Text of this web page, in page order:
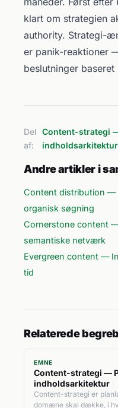
klart om strategien
authority. Strategi-
er panik-reaktioner
beslutninger baseret
Del
af:
Content-strategi
Andre artikler i
Content distribution —
organisk søgning
Cornerstone content
semantiske netværk
Evergreen content —
tid
Relaterede
EMNE
Content-strategi —
indholdsarkitektur
Content-strategi er
domæne skal dække, i